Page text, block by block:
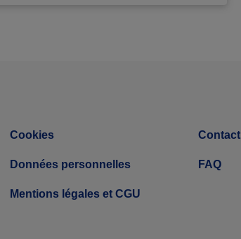
Cookies
Données personnelles
Mentions légales et CGU
Contact
FAQ